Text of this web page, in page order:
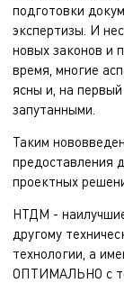
подготовки
экспертизы. И
новых законов и
время, многие
ясны и, на
запутанными.
Таким
предоставления
проектных
НТДМ -
другому
технологии, а
ОПТИМАЛЬНО с